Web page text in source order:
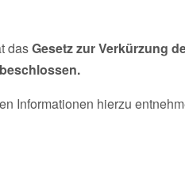
dasGesetz zur Verkürzung
Informationen hierzu